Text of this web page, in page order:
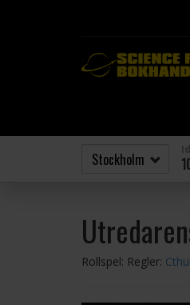
Rollspel: Regler: